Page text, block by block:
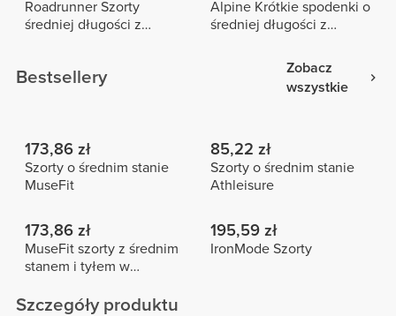
Roadrunner Szorty
średniej długości z
Alpine Krótkie spodenki o
średniej długości z
Bestsellery
Zobacz
wszystkie
173,86 zł
Szorty o średnim stanie
MuseFit
85,22 zł
Szorty o średnim stanie
Athleisure
173,86 zł
MuseFit szorty z średnim
stanem i tyłem w
195,59 zł
IronMode Szorty
Szczegóły produktu